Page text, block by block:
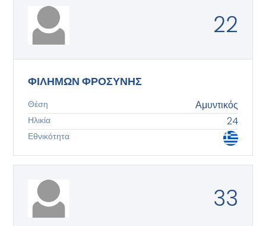
22
ΦΙΛΗΜΩΝ ΦΡΟΣΥΝΗΣ
Θέση Αμυντικός
Ηλικία 24
Εθνικότητα
33